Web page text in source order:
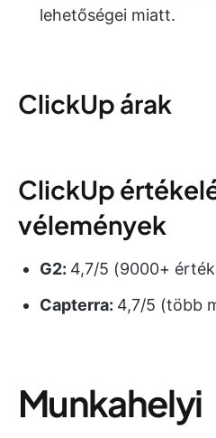
lehetőségei miatt.
ClickUp árak
ClickUp
vélemények
G2: 4,7/5 (9000+
Capterra: 4,7/5 (több
Munkahelyi